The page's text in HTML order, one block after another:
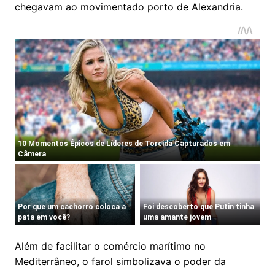
chegavam ao movimentado porto de Alexandria.
Além de facilitar o comércio marítimo no
Mediterrâneo, o farol simbolizava o poder da